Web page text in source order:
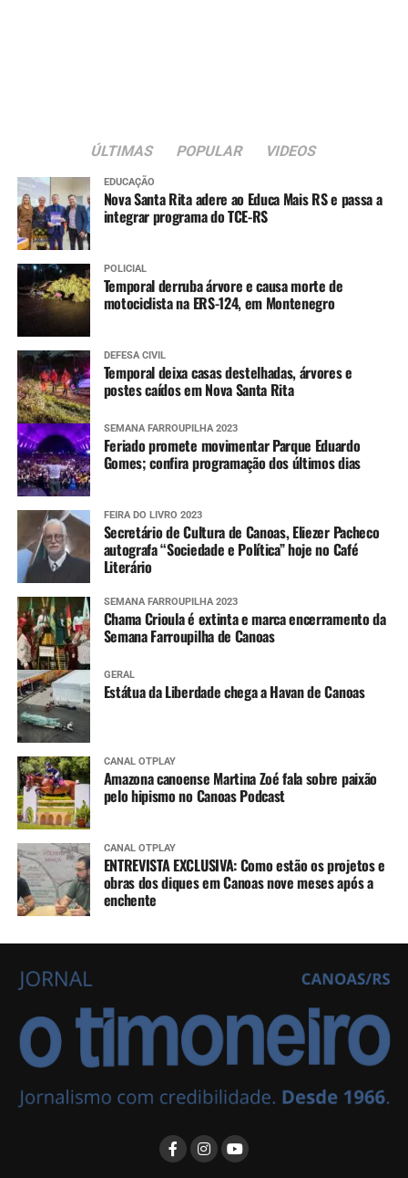
ÚLTIMAS POPULAR VIDEOS
EDUCAÇÃO
Nova Santa Rita adere ao Educa Mais RS e passa a
integrar programa do TCE-RS
POLICIAL
Temporal derruba árvore e causa morte de
motociclista na ERS-124, em Montenegro
DEFESA CIVIL
Temporal deixa casas destelhadas, árvores e
postes caídos em Nova Santa Rita
SEMANA FARROUPILHA 2023
Feriado promete movimentar Parque Eduardo
Gomes; confira programação dos últimos dias
FEIRA DO LIVRO 2023
Secretário de Cultura de Canoas, Eliezer Pacheco
autografa “Sociedade e Política” hoje no Café
Literário
SEMANA FARROUPILHA 2023
Chama Crioula é extinta e marca encerramento da
Semana Farroupilha de Canoas
GERAL
Estátua da Liberdade chega a Havan de Canoas
CANAL OTPLAY
Amazona canoense Martina Zoé fala sobre paixão
pelo hipismo no Canoas Podcast
CANAL OTPLAY
ENTREVISTA EXCLUSIVA: Como estão os projetos e
obras dos diques em Canoas nove meses após a
enchente